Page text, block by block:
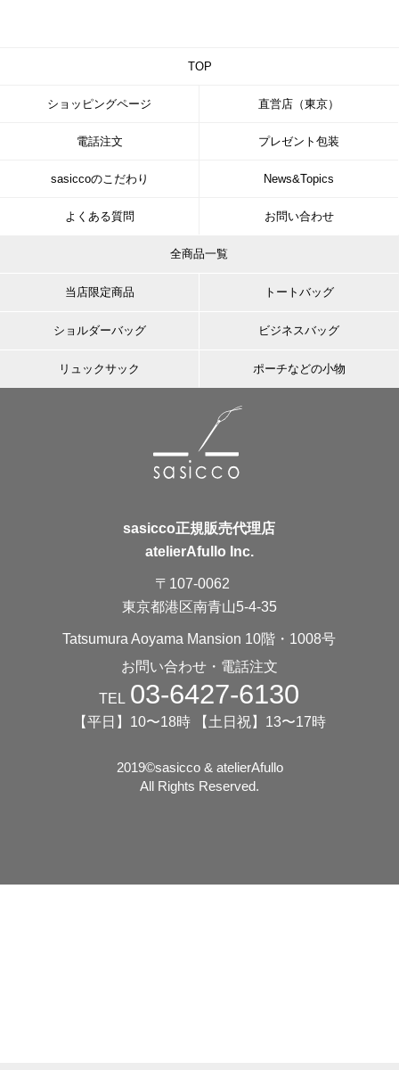
TOP
ショッピングページ 直営店（東京）
電話注文 プレゼント包装
sasiccoのこだわり News&Topics
よくある質問 お問い合わせ
全商品一覧
当店限定商品 トートバッグ
ショルダーバッグ ビジネスバッグ
リュックサック ポーチなどの小物
sasicco正規販売代理店
atelierAfullo Inc.
〒107-0062
東京都港区南青山5-4-35
Tatsumura Aoyama Mansion 10階・1008号
お問い合わせ・電話注文
TEL 03-6427-6130
【平日】10〜18時 【土日祝】13〜17時
2019©️sasicco & atelierAfullo
All Rights Reserved.